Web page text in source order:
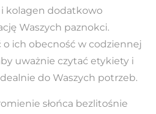
kolagen dodatkowo
Waszych paznokci.
ich obecność w codziennej
uważnie czytać etykiety i
do Waszych potrzeb.
słońca bezlitośnie